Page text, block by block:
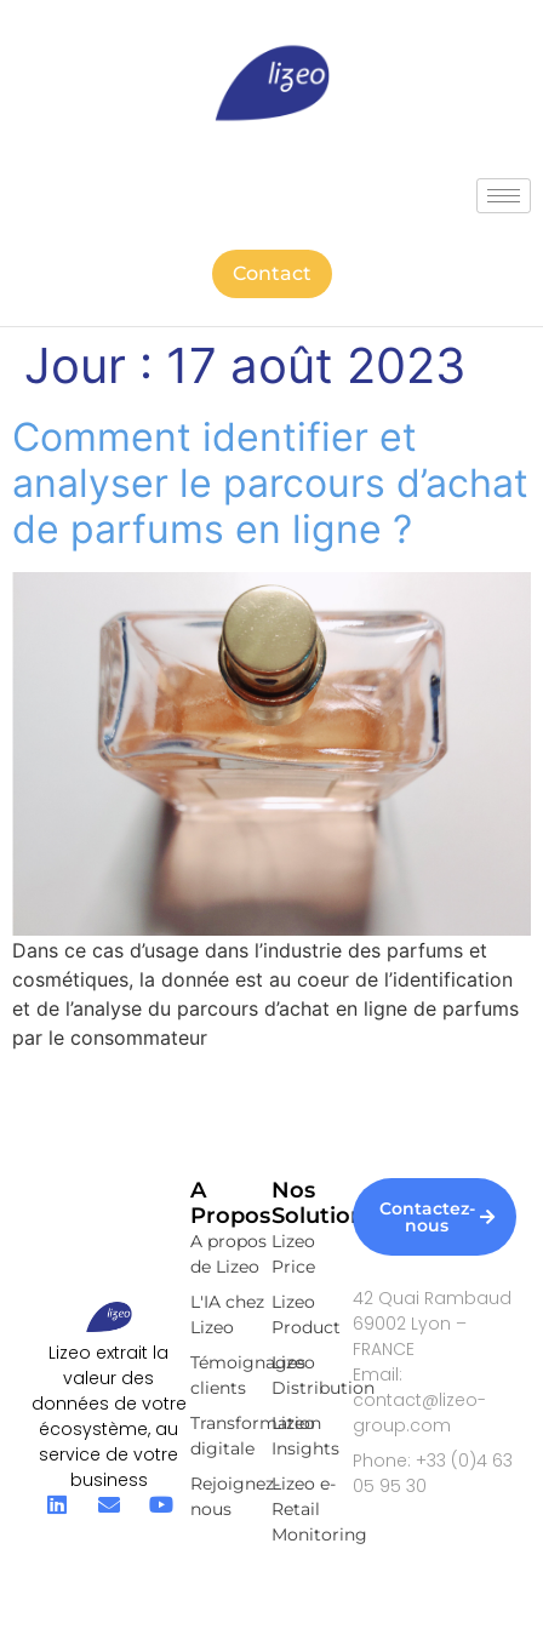
Contact
Jour : 17 août 2023
Comment identifier et
analyser le parcours d’achat
de parfums en ligne ?
Dans ce cas d’usage dans l’industrie des parfums et
cosmétiques, la donnée est au coeur de l’identification
et de l’analyse du parcours d’achat en ligne de parfums
par le consommateur
Lizeo extrait la
valeur des
données de votre
écosystème, au
service de votre
business
Nos
Solutions
Lizeo
Price
Lizeo
Product
Lizeo
Distribution
Lizeo
Insights
Lizeo e-
Retail
Monitoring
A
Propos
A propos
de Lizeo
L'IA chez
Lizeo
Témoignages
clients
Transformation
digitale
Rejoignez-
nous
Contactez-
nous
42 Quai Rambaud
69002 Lyon –
FRANCE
Email:
contact@lizeo-
group.com
Phone: +33 (0)4 63
05 95 30